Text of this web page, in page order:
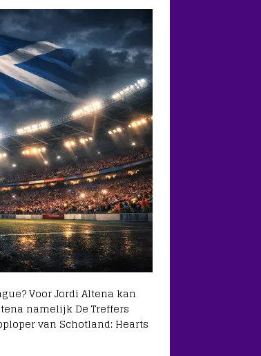
Voor Jordi Altena kan
namelijk De Treffers
van Schotland: Hearts